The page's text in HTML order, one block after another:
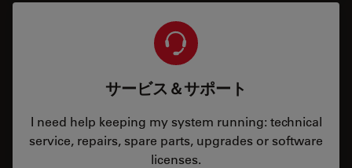
サービス＆サポート
I need help keeping my system running: technical
service, repairs, spare parts, upgrades or software
licenses.